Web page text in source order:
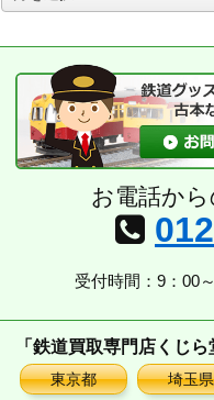
ー
ブ
お電話か
受付時間：9：00
「鉄道買取専門店くじ
東京都 埼玉県